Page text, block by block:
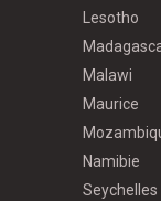
Lesotho
Malawi
Maurice
Namibie
Seychelles